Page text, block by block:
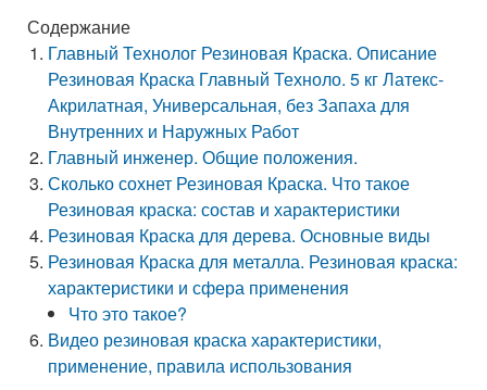
Содержание
Главный Технолог Резиновая Краска. Описание
Резиновая Краска Главный Техноло. 5 кг Латекс-
Акрилатная, Универсальная, без Запаха для
Внутренних и Наружных Работ
Главный инженер. Общие положения.
Сколько сохнет Резиновая Краска. Что такое
Резиновая краска: состав и характеристики
Резиновая Краска для дерева. Основные виды
Резиновая Краска для металла. Резиновая краска:
характеристики и сфера применения
Что это такое?
Видео резиновая краска характеристики,
применение, правила использования